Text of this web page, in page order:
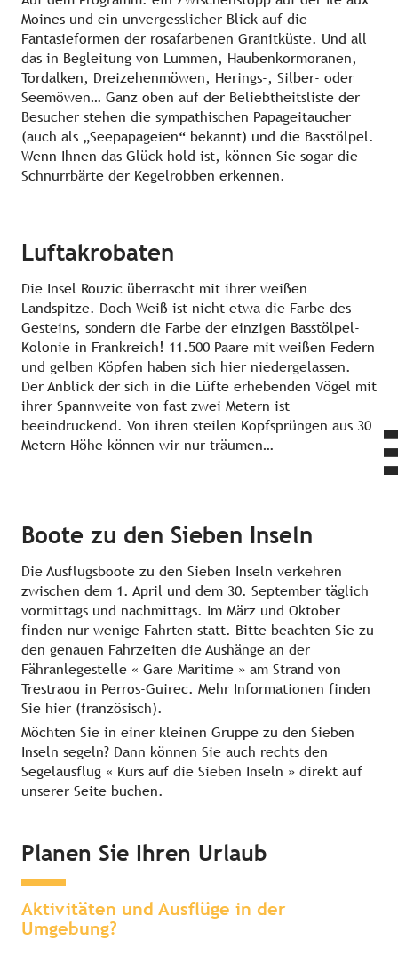
Moines und ein unvergesslicher Blick auf die
Fantasieformen der rosafarbenen Granitküste. Und all
das in Begleitung von Lummen, Haubenkormoranen,
Tordalken, Dreizehenmöwen, Herings-, Silber- oder
Seemöwen… Ganz oben auf der Beliebtheitsliste der
Besucher stehen die sympathischen Papageitaucher
(auch als „Seepapageien“ bekannt) und die Basstölpel.
Wenn Ihnen das Glück hold ist, können Sie sogar die
Schnurrbärte der Kegelrobben erkennen.
Luftakrobaten
Die Insel Rouzic überrascht mit ihrer weißen
Landspitze. Doch Weiß ist nicht etwa die Farbe des
Gesteins, sondern die Farbe der einzigen Basstölpel-
Kolonie in Frankreich! 11.500 Paare mit weißen Federn
und gelben Köpfen haben sich hier niedergelassen.
Der Anblick der sich in die Lüfte erhebenden Vögel mit
ihrer Spannweite von fast zwei Metern ist
beeindruckend. Von ihren steilen Kopfsprüngen aus 30
Metern Höhe können wir nur träumen…
Boote zu den Sieben Inseln
Die Ausflugsboote zu den Sieben Inseln verkehren
zwischen dem 1. April und dem 30. September täglich
vormittags und nachmittags. Im März und Oktober
finden nur wenige Fahrten statt. Bitte beachten Sie zu
den genauen Fahrzeiten die Aushänge an der
Fähranlegestelle « Gare Maritime » am Strand von
Trestraou in Perros-Guirec. Mehr Informationen finden
Sie hier (französisch).
Möchten Sie in einer kleinen Gruppe zu den Sieben
Inseln segeln? Dann können Sie auch rechts den
Segelausflug « Kurs auf die Sieben Inseln » direkt auf
unserer Seite buchen.
Planen Sie Ihren Urlaub
Aktivitäten und Ausflüge in der
Umgebung?
Übernachten in der Umgebung
Sehenswertes & Erlebnisse in der